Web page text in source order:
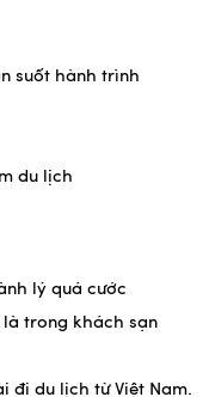
suốt hành trình
du lịch
lý quá cước
trong khách sạn